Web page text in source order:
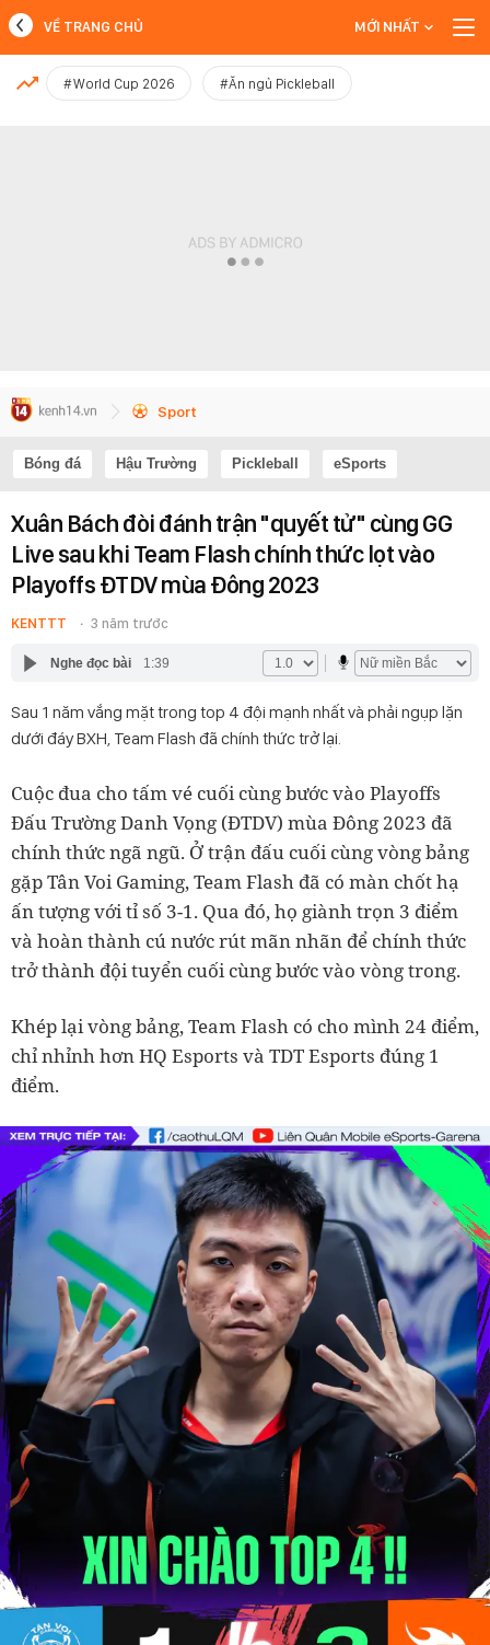
MỚI NHẤT
VỀ TRANG CHỦ MỚI NHẤT
#World Cup 2026 #Ăn ngủ Pickleball
Sport
Bóng đá Hậu Trường Pickleball eSports
Xuân Bách đòi đánh trận "quyết tử" cùng GG
Live sau khi Team Flash chính thức lọt vào
Playoffs ĐTDV mùa Đông 2023
KENTTT 3 năm trước
Nghe đọc bài 1:39
Sau 1 năm vắng mặt trong top 4 đội mạnh nhất và phải ngụp lặn
dưới đáy BXH, Team Flash đã chính thức trở lại.
Cuộc đua cho tấm vé cuối cùng bước vào Playoffs
Đấu Trường Danh Vọng (ĐTDV) mùa Đông 2023 đã
chính thức ngã ngũ. Ở trận đấu cuối cùng vòng bảng
gặp Tân Voi Gaming, Team Flash đã có màn chốt hạ
ấn tượng với tỉ số 3-1. Qua đó, họ giành trọn 3 điểm
và hoàn thành cú nước rút mãn nhãn để chính thức
trở thành đội tuyển cuối cùng bước vào vòng trong.
Khép lại vòng bảng, Team Flash có cho mình 24 điểm,
chỉ nhỉnh hơn HQ Esports và TDT Esports đúng 1
điểm.